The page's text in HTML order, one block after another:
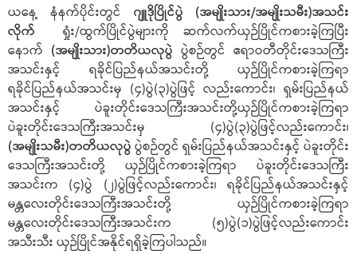
ယနေ့ နံနက်ပိုင်းတွင် ဂျူဒိုပြိုင်ပွဲ (အမျိုးသား/အမျိုးသမီး)အသင်း
လိုက် ရှုံး/ထွက်ပြိုင်ပွဲများကို ဆက်လက်ယှဉ်ပြိုင်ကစားခဲ့ကြပြီး
နောက် (အမျိုးသား)တတိယလုပွဲ ပွဲစဉ်တွင် ဧရာဝတီတိုင်းဒေသကြီး
အသင်းနှင့် ရခိုင်ပြည်နယ်အသင်းတို့ ယှဉ်ပြိုင်ကစားခဲ့ကြရာ
ရခိုင်ပြည်နယ်အသင်းမှ (၄)ပွဲ(၃)ပွဲဖြင့် လည်းကောင်း၊ ရှမ်းပြည်နယ်
အသင်းနှင့် ပဲခူးတိုင်းဒေသကြီးအသင်းတို့ယှဉ်ပြိုင်ကစားခဲ့ကြရာ
ပဲခူးတိုင်းဒေသကြီးအသင်းမှ (၄)ပွဲ(၃)ပွဲဖြင့်လည်းကောင်း၊
(အမျိုးသမီး)တတိယလုပွဲ ပွဲစဉ်တွင် ရှမ်းပြည်နယ်အသင်းနှင့် ပဲခူးတိုင်း
ဒေသကြီးအသင်းတို့ ယှဉ်ပြိုင်ကစားခဲ့ကြရာ ပဲခူးတိုင်းဒေသကြီး
အသင်းက (၄)ပွဲ (၂)ပွဲဖြင့်လည်းကောင်း၊ ရခိုင်ပြည်နယ်အသင်းနှင့်
မန္တလေးတိုင်းဒေသကြီးအသင်းတို့ ယှဉ်ပြိုင်ကစားခဲ့ကြရာ
မန္တလေးတိုင်းဒေသကြီးအသင်းက (၅)ပွဲ(၁)ပွဲဖြင့်လည်းကောင်း
အသီးသီး ယှဉ်ပြိုင်အနိုင်ရရှိခဲ့ကြပါသည်။